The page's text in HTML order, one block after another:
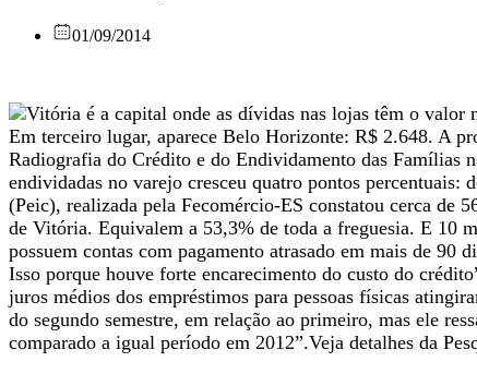
01/09/2014
Vitória é a capital onde as dívidas nas lojas têm o
Em terceiro lugar, aparece Belo Horizonte: R$ 2.648. A
Radiografia do Crédito e do Endividamento das Famílias
endividadas no varejo cresceu quatro pontos percentuais:
(Peic), realizada pela Fecomércio-ES constatou cerca de
de Vitória. Equivalem a 53,3% de toda a freguesia. E 10
possuem contas com pagamento atrasado em mais de 90
Isso porque houve forte encarecimento do custo do
juros médios dos empréstimos para pessoas físicas
do segundo semestre, em relação ao primeiro, mas ele
comparado a igual período em 2012”.Veja detalhes da